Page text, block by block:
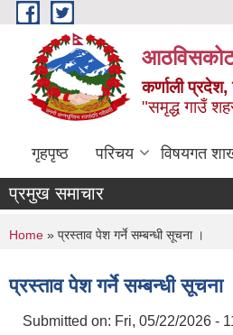
Skip to main content
आठविसकोट
कर्णाली प्रदेश,
"समृद्ध गाउँ
गृहपृष्ठ परिचय विषयगत
प्रमुख समाचार
You are here
Home » प्रस्ताव पेश गर्ने सम्बन्धी सूचना ।
प्रस्ताव पेश गर्ने सम्बन्धी सूचना
Submitted on: Fri, 05/22/2026 -